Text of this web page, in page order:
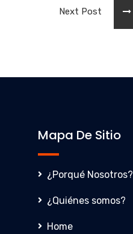
Next Post
Mapa De Sitio
¿Porqué Nosotros?
¿Quiénes somos?
Home